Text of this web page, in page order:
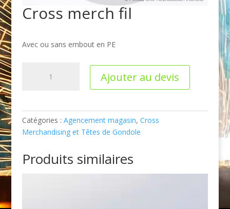
Cross merch fil
Avec ou sans embout en PE
Ajouter au devis
Catégories : Agencement magasin, Cross
Merchandising et Têtes de Gondole
Produits similaires